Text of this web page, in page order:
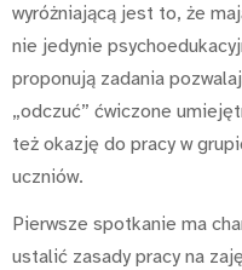
wyróżniającą jest to, że
nie jedynie
proponują zadania
„odczuć” ćwiczone
też okazję do pracy w
uczniów.
Pierwsze spotkanie ma
ustalić zasady pracy na